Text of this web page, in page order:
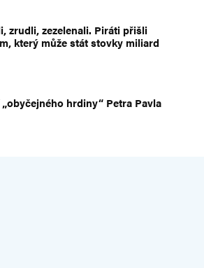
zrudli, zezelenali. Piráti přišli
který může stát stovky miliard
hrdiny“ Petra Pavla